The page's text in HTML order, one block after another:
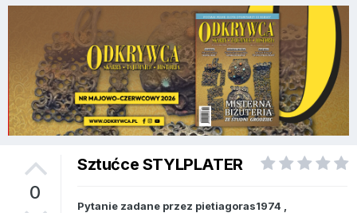
0
Sztućce STYLPLATER
Pytanie zadane przez pietiagoras1974